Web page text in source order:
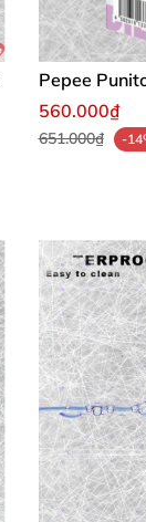
Pepee
560.000₫
651.000₫ -